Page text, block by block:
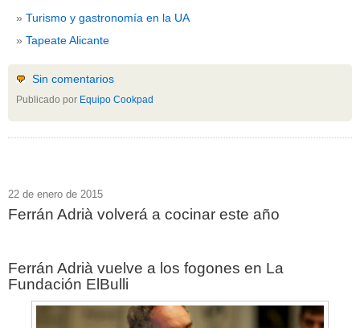
Turismo y gastronomía en la UA
Tapeate Alicante
Sin comentarios
Publicado por Equipo Cookpad
22 de enero de 2015
Ferrán Adrià volverá a cocinar este año
Ferrán Adrià vuelve a los fogones en La
Fundación ElBulli